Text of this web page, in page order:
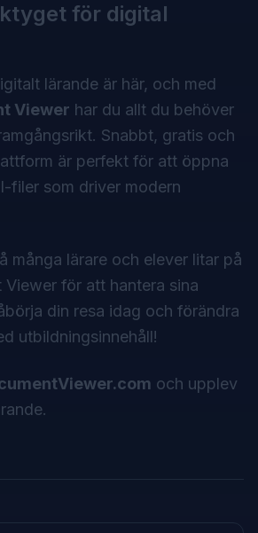
för digital
lärande är här, och med
Viewer har du allt du behöver
Snabbt, gratis och
är perfekt för att öppna
filer som driver modern
många lärare och elever litar på
Viewer för att hantera sina
din resa idag och förändra
utbildningsinnehåll!
och upplev